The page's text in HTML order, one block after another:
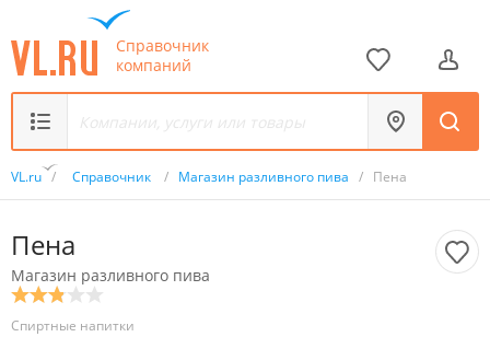
Справочник
компаний
VL.ru / Справочник / Магазин разливного пива / Пена
Пена
Магазин разливного пива
Спиртные напитки